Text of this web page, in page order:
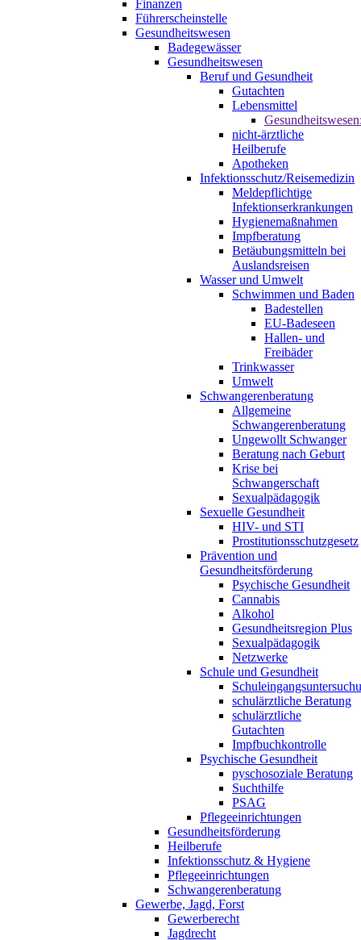
Finanzen
Führerscheinstelle
Gesundheitswesen
Badegewässer
Gesundheitswesen
Beruf und Gesundheit
Gutachten
Lebensmittel
nicht-ärztliche
Heilberufe
Apotheken
Infektionsschutz/Reisemedizin
Meldepflichtige
Infektionserkrankungen
Hygienemaßnahmen
Impfberatung
Betäubungsmitteln bei
Auslandsreisen
Wasser und Umwelt
Schwimmen und Baden
Badestellen
EU-Badeseen
Hallen- und
Freibäder
Trinkwasser
Umwelt
Schwangerenberatung
Allgemeine
Schwangerenberatung
Ungewollt Schwanger
Beratung nach Geburt
Krise bei
Schwangerschaft
Sexualpädagogik
Sexuelle Gesundheit
HIV- und STI
Prostitutionsschutzgesetz
Prävention und
Gesundheitsförderung
Psychische Gesundheit
Cannabis
Alkohol
Gesundheitsregion Plus
Sexualpädagogik
Netzwerke
Schule und Gesundheit
schulärztliche Beratung
schulärztliche
Gutachten
Impfbuchkontrolle
Psychische Gesundheit
pyschosoziale Beratung
Suchthilfe
PSAG
Pflegeeinrichtungen
Gesundheitsförderung
Heilberufe
Infektionsschutz & Hygiene
Pflegeeinrichtungen
Schwangerenberatung
Gewerbe, Jagd, Forst
Gewerberecht
Jagdrecht